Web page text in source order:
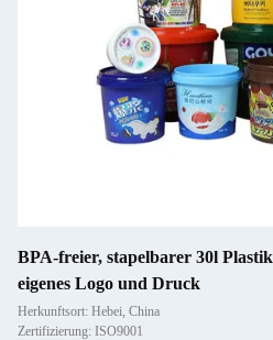
BPA-freier, stapelbarer 30l
eigenes Logo und Druck
Herkunftsort: Hebei, China
Zertifizierung: ISO9001